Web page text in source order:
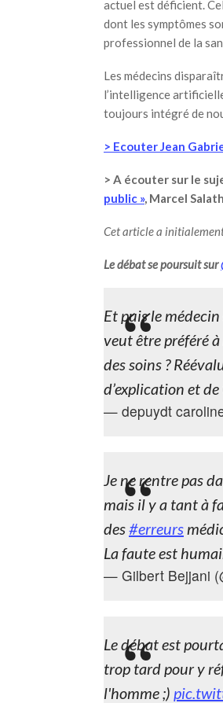
actuel est déficient.
dont les symptômes
professionnel de la
Les médecins
l’intelligence
toujours intégré de
> Ecouter Jean
> A écouter sur le
public », Marcel
Cet article a
Le débat se poursuit sur
Et puis le
veut être préféré
des soins ?
d’explication et de
— depuydt
Je ne rentre pas
mais il y a tant à
des#erreurs
La faute est
— Gilbert Bejjani
Le débat est
trop tard pour y
l'homme ;)